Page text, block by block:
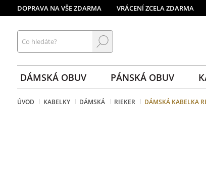
DOPRAVA NA VŠE ZDARMA VRÁCENÍ ZCELA ZDARMA
ÚVOD KABELKY DÁMSKÁ RIEKER DÁMSKÁ KABELKA
DÁMSKÁ OBUV PÁNSKÁ OBUV